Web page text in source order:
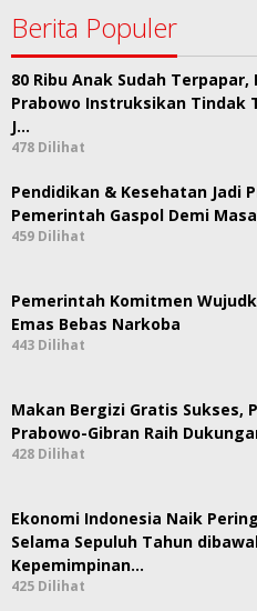
Berita Populer
80 Ribu Anak Sudah Terpapar,
Prabowo Instruksikan Tindak
J…
478 Dilihat
Pendidikan & Kesehatan Jadi
Pemerintah Gaspol Demi
459 Dilihat
Pemerintah Komitmen
Emas Bebas Narkoba
443 Dilihat
Makan Bergizi Gratis Sukses,
Prabowo-Gibran Raih
428 Dilihat
Ekonomi Indonesia Naik
Selama Sepuluh Tahun
Kepemimpinan…
425 Dilihat